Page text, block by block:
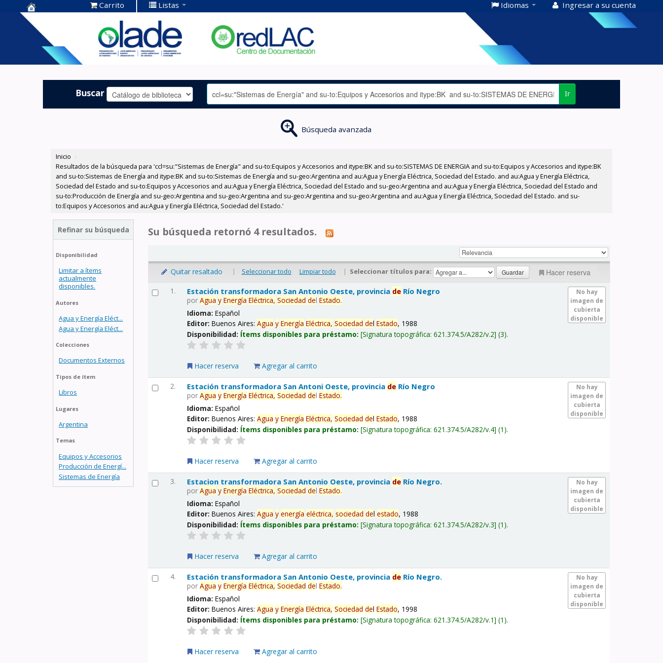
Centro de
Documentación
OLADE -
Carrito Listas Idiomas Ingresar a su cuenta
Buscar Ir
Búsqueda avanzada
Inicio ›
Resultados de la búsqueda para 'ccl=su:"Sistemas de Energía" and su-to:Equipos y Accesorios and itype:BK and su-to:SISTEMAS DE ENERGIA and su-to:Equipos y Accesorios and itype:BK
and su-to:Sistemas de Energía and itype:BK and su-to:Sistemas de Energía and su-geo:Argentina and au:Agua y Energía Eléctrica, Sociedad del Estado. and au:Agua y Energía Eléctrica,
Sociedad del Estado and su-to:Equipos y Accesorios and au:Agua y Energía Eléctrica, Sociedad del Estado and su-geo:Argentina and au:Agua y Energía Eléctrica, Sociedad del Estado and
su-to:Producción de Energía and su-geo:Argentina and su-geo:Argentina and su-geo:Argentina and su-geo:Argentina and au:Agua y Energía Eléctrica, Sociedad del Estado. and su-
to:Equipos y Accesorios and au:Agua y Energía Eléctrica, Sociedad del Estado.'
Refinar su búsqueda
Disponibilidad
Limitar a ítems
actualmente
disponibles.
Autores
Agua y Energía Eléct...
Agua y Energía Eléct...
Colecciones
Documentos Externos
Tipos de ítem
Libros
Lugares
Argentina
Temas
Equipos y Accesorios
Producción de Energí...
Sistemas de Energía
Su búsqueda retornó 4 resultados.
Quitar resaltado | Seleccionar todo Limpiar todo | Seleccionar títulos para: Hacer reserva
1.
No hay
imagen de
cubierta
disponible
Estación transformadora San Antonio Oeste, provincia de Río Negro
porAgua y Energía Eléctrica, Sociedad delEstado.
Idioma:Español
Editor:Buenos Aires:Agua y Energía Eléctrica, Sociedad delEstado, 1988
Disponibilidad: Ítems disponibles para préstamo: Signatura topográfica:621.374.5/A282/v.2 (3).
Hacer reserva Agregar al carrito
2.
No hay
imagen de
cubierta
disponible
Estación transformadora San Antoni Oeste, provincia de Río Negro
porAgua y Energía Eléctrica, Sociedad delEstado.
Idioma:Español
Editor:Buenos Aires:Agua y Energía Eléctrica, Sociedad delEstado, 1988
Disponibilidad: Ítems disponibles para préstamo: Signatura topográfica:621.374.5/A282/v.4 (1).
Hacer reserva Agregar al carrito
3.
No hay
imagen de
cubierta
disponible
Estacion transformadora San Antonio Oeste, provincia de Río Negro.
porAgua y Energía Eléctrica, Sociedad delEstado.
Idioma:Español
Editor:Buenos Aires:Agua y energía eléctrica, sociedad delestado, 1988
Disponibilidad: Ítems disponibles para préstamo: Signatura topográfica:621.374.5/A282/v.3 (1).
Hacer reserva Agregar al carrito
4.
No hay
imagen de
cubierta
disponible
Estación transformadora San Antonio Oeste, provincia de Río Negro.
porAgua y Energía Eléctrica, Sociedad delEstado.
Idioma:Español
Editor:Buenos Aires:Agua y Energía Eléctrica, Sociedad delEstado, 1998
Disponibilidad: Ítems disponibles para préstamo: Signatura topográfica:621.374.5/A282/v.1 (1).
Hacer reserva Agregar al carrito